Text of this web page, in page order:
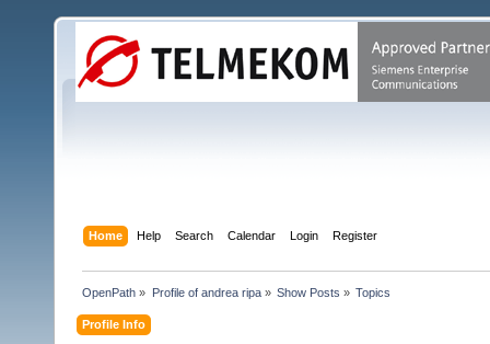
Home Help Search Calendar Login Register
OpenPath » Profile of andrea ripa» Show Posts » Topics
Profile Info